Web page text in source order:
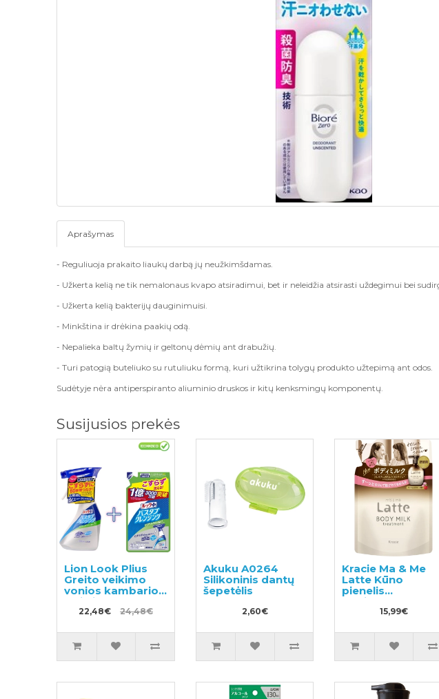
Aprašymas
- Reguliuoja prakaito liaukų darbą jų neužkimšdamas.
- Užkerta kelią ne tik nemalonaus kvapo atsiradimui, bet ir neleidžia atsirasti uždegimui bei
- Užkerta kelią bakterijų dauginimuisi.
- Minkština ir drėkina paakių odą.
- Nepalieka baltų žymių ir geltonų dėmių ant drabužių.
- Turi patogią buteliuko su rutuliuku formą, kuri užtikrina tolygų produkto užtepimą ant odos.
Sudėtyje nėra antiperspiranto aliuminio druskos ir kitų kenksmingų komponentų.
Susijusios prekės
Lion Look Plius
Greito veikimo
vonios kambario
valiklis su
citrusiniu kvapu
450ml
22,48€ 24,48€
Akuku A0264
Silikoninis dantų
šepetėlis
2,60€
Kracie Ma & Me
Latte Kūno
pienelis
papildymas 250g
15,99€